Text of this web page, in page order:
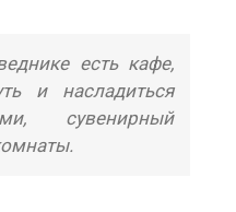
есть кафе,
и насладиться
сувенирный